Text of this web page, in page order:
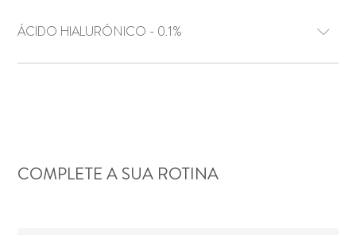
ÁCIDO HIALURÓNICO - 0.1%
COMPLETE A SUA ROTINA